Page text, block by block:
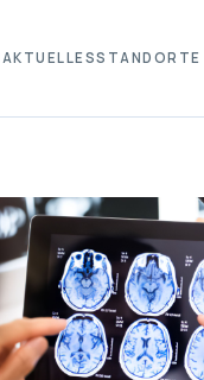
AKTUELLESSTANDORTE